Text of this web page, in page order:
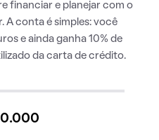
financiar e planejar com o
conta é simples: você
e ainda ganha 10% de
da carta de crédito.